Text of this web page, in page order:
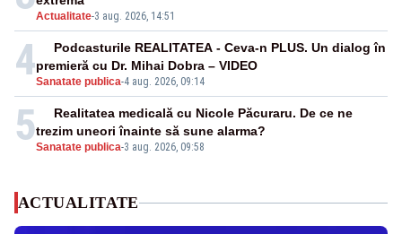
Actualitate-3 aug. 2026, 14:51
4Sanatate publica-4 aug. 2026, 09:14
Podcasturile REALITATEA - Ceva-n PLUS. Un dialog în
premieră cu Dr. Mihai Dobra – VIDEO
5Sanatate publica-3 aug. 2026, 09:58
Realitatea medicală cu Nicole Păcuraru. De ce ne
trezim uneori înainte să sune alarma?
ACTUALITATE